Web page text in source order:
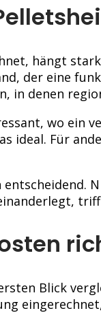
hängt
der eine
in denen
wo ein
ideal. Für
Blick